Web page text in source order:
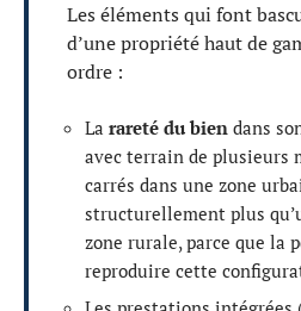
Les éléments qui font
d’une propriété haut de
ordre :
La rareté du bien dans
avec terrain de plusieurs
carrés dans une zone
structurellement plus
zone rurale, parce que la
reproduire cette